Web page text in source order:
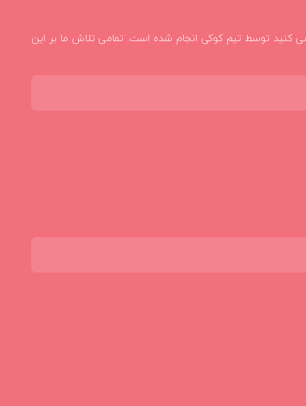
که در این مجموعه مشاهده می کنید توسط تیم کوکی انجام شده است. تمامی تلاش ما بر این